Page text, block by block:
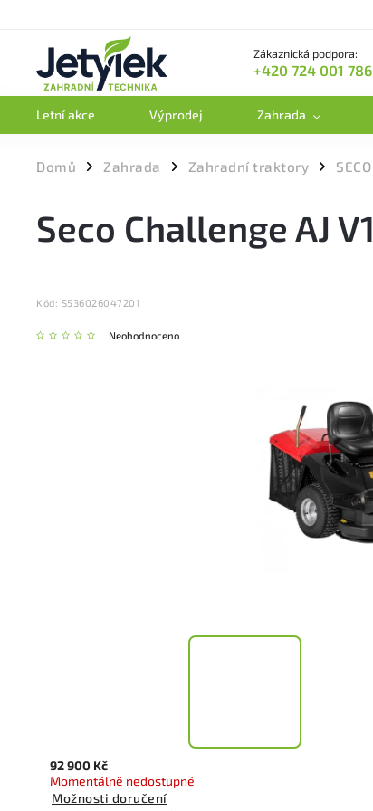
Zákaznická podpora:
+420 724 001 786
Letní akce Výprodej Zahrada
Domů / Zahrada / Zahradní traktory / SECO
Seco Challenge AJ V1
Kód: S536026047201
Neohodnoceno
92 900 Kč
Momentálně nedostupné
Možnosti doručení